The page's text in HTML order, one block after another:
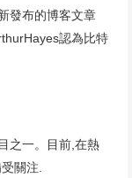
發布的博客文章
認為比特
之一。目前,在熱
關注.